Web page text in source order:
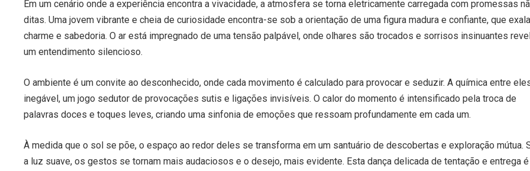
Em um cenário onde a experiência encontra a vivacidade, a atmosfera se torna eletricamente carregada com promessas
ditas. Uma jovem vibrante e cheia de curiosidade encontra-se sob a orientação de uma figura madura e confiante, que exala
charme e sabedoria. O ar está impregnado de uma tensão palpável, onde olhares são trocados e sorrisos insinuantes
um entendimento silencioso.
O ambiente é um convite ao desconhecido, onde cada movimento é calculado para provocar e seduzir. A química entre
inegável, um jogo sedutor de provocações sutis e ligações invisíveis. O calor do momento é intensificado pela troca de
palavras doces e toques leves, criando uma sinfonia de emoções que ressoam profundamente em cada um.
À medida que o sol se põe, o espaço ao redor deles se transforma em um santuário de descobertas e exploração mútua.
a luz suave, os gestos se tornam mais audaciosos e o desejo, mais evidente. Esta dança delicada de tentação e entrega é